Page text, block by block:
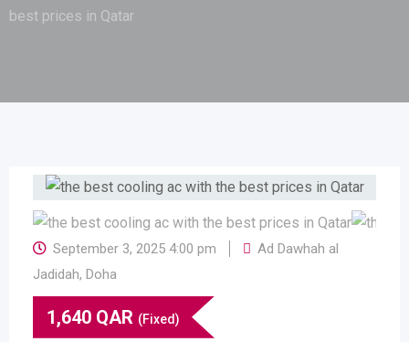
best prices in Qatar
September 3, 2025 4:00 pm
Ad Dawhah al
Jadidah, Doha
1,640 QAR (Fixed)